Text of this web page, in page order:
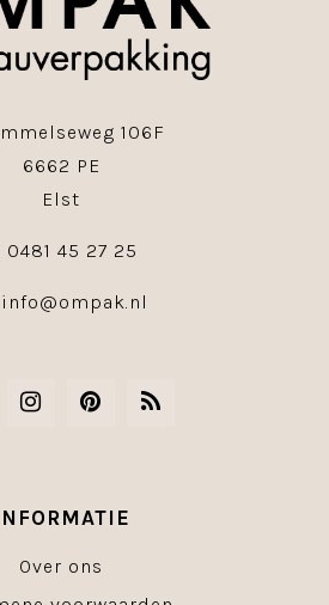
106F
6662 PE
Elst
0481 45 27 25
info@ompak.nl
Over ons